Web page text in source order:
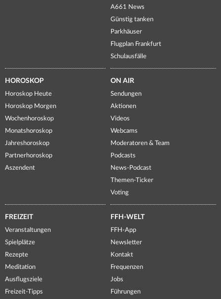
A661 News
Günstig tanken
Parkhäuser
Flugplan Frankfurt
Schulausfälle
HOROSKOP
Horoskop Heute
Horoskop Morgen
Wochenhoroskop
Monatshoroskop
Jahreshoroskop
Partnerhoroskop
Aszendent
ON AIR
Sendungen
Aktionen
Videos
Webcams
Moderatoren & Team
Podcasts
News-Podcast
Themen-Ticker
Voting
FREIZEIT
Veranstaltungen
Spielplätze
Rezepte
Meditation
Ausflugsziele
Freizeit-Tipps
FFH-WELT
FFH-App
Newsletter
Kontakt
Frequenzen
Jobs
Führungen